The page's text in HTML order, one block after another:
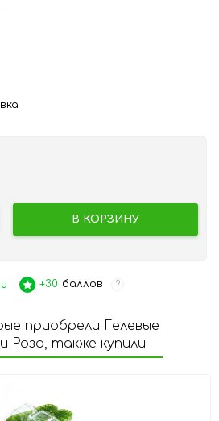
В КОРЗИНУ
+30 баллов ?
приобрели Гелевые
Роза, также купили